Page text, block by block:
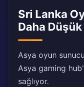
Sri Lanka
Daha
Asya oyun
Asya gaming
sağlıyor.